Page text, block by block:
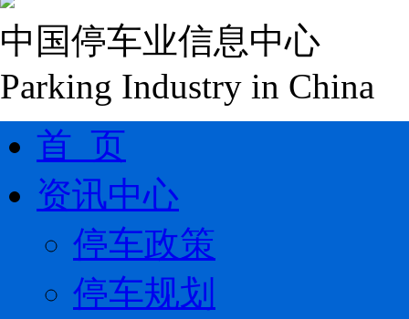
中国停车业信息中心
Parking Industry in China
首 页
资讯中心
停车政策
停车规划